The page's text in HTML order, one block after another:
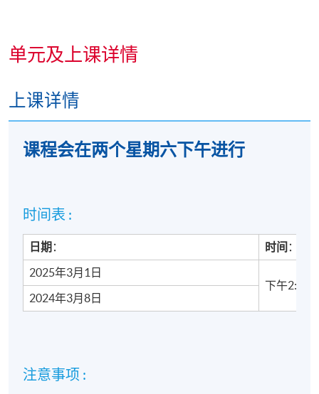
Mr
VP of
Operations,
Key
Accounts
Hina
Technology
Coleman拥有9年的数位领域经验
责资料跟踪、搜索行销管理和程式化解
单元及上课详情
上课详情
课程会在两个星期六下午进行
时间表 :
日期 ： 时间 ：
2025年3月1日
下午2:00 -
2024年3月8日
注意事项 :